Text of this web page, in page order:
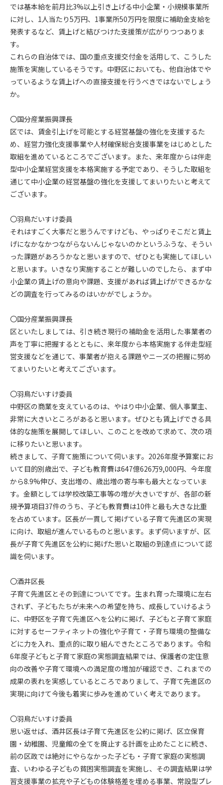
では基本給を前月比3%以上引き上げる中小企業・小規模事業所
に対し、1人当たり5万円、1事業所50万円を限度に補助金支給を
発表するなど、賃上げと結びつけた支援策が広がりつつありま
す。
これらの自治体では、国の重点支援交付金を活用して、こうした
施策を実施しているそうです。中野区においても、他自治体でや
っているような賃上げへの直接支援を行うべきではないでしょう
か。
〇国分産業振興課長
区では、賃金引上げを可能とする経営基盤の強化を支援するた
め、経営力強化支援事業や人材確保総合支援事業をはじめとした
取組を進めているところでございます。また、来年度からは伴走
型中小企業経営支援を本格実施する予定であり、そうした取組を
通じて中小企業の経営基盤の強化を支援してまいりたいと考えて
ございます。
〇羽鳥だいすけ委員
それはすごく大事だと思うんですけども、やっぱりそこだと賃上
げになかなかつながらないんじゃないのかというふうな、そうい
った課題があろうかなと思いますので、ぜひとも実施してほしい
と思います。いきなり実施することが難しいのでしたら、まず中
小企業の賃上げの意向や課題、支援があれば賃上げができるかな
どの調査を行ってみるのはいかがでしょうか。
〇国分産業振興課長
区といたしましては、引き続き現行の補助金を活用した事業者の
声を丁寧に把握するとともに、来年度から本格実施する伴走型経
営支援などを通じて、事業者が抱える課題やニーズの把握に努め
てまいりたいと考えてございます。
〇羽鳥だいすけ委員
中野区の商業を支えているのは、やはり中小企業、個人事業主、
非常に大きいところがあると思います。ぜひとも賃上げできる具
体的な施策を展開してほしい、このことを改めて求めて、次の項
に移りたいと思います。
続きまして、子育て施策について伺います。2026年度予算案にお
いて目的別歳出で、子ども教育費は647億626万9,000円、今年度
から8.9%伸び、支出増の、歳出増の寄与率も最大となっていま
す。金額としては学校改築工事等の増が大きいですが、各部の新
規予算項目37件のうち、子ども教育費は10件と最も大きな比重
を占めています。区長が一貫して掲げている子育て先進区の実現
に向け、取組が進んでいるものと思います。まず伺いますが、区
長が子育て先進区を公約に掲げた思いと取組の到達点について認
識を伺います。
〇酒井区長
子育て先進区とその到達についてです。生まれ育った環境に左右
されず、子どもたちが未来への希望を持ち、成長していけるよう
に、中野区を子育て先進区へを公約に掲げ、子どもと子育て家庭
に対するセーフティネットの強化や子育て・子育ち環境の整備な
どに力を入れ、重点的に取り組んできたところであります。令和
6年度子どもと子育て家庭の実態調査結果では、保護者の定住意
向の改善や子育て環境への満足度の増加が確認でき、これまでの
成果の表れを実感しているところでありまして、子育て先進区の
実現に向けて今後も着実に歩みを進めていく考えであります。
〇羽鳥だいすけ委員
思い返せば、酒井区長は子育て先進区を公約に掲げ、区立保育
園・幼稚園、児童館の全てを廃止する計画を止めたことに続き、
前の区政では絶対にやらなかった子ども・子育て家庭の実態調
査、いわゆる子どもの貧困実態調査を実施し、その調査結果は学
習支援事業の拡充や子どもの体験格差を埋める事業、常設型プレ